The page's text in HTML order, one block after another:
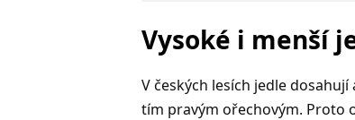
Vysoké i menší
V českých lesích jedle
tím pravým ořechovým. Proto